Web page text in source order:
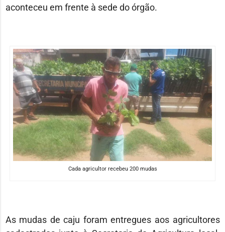
aconteceu em frente à sede do órgão.
Cada agricultor recebeu 200 mudas
As mudas de caju foram entregues aos agricultores